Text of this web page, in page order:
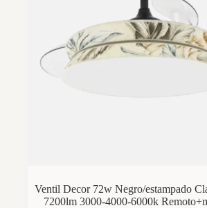
Ventil Decor 72w Negro/estampado
7200lm 3000-4000-6000k